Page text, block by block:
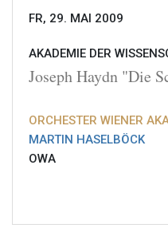
FR, 29. MAI 2009
AKADEMIE DER
Joseph Haydn "Die
ORCHESTER WIENER
MARTIN HASELBÖCK
OWA